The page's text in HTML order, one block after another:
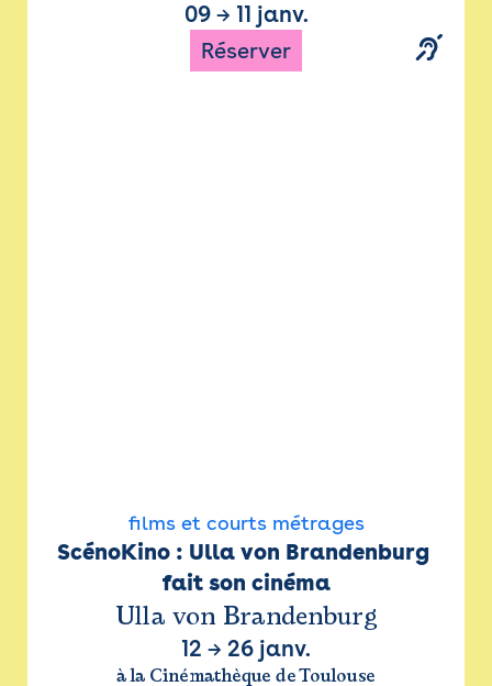
09→ 11 janv.
Réserver
films et courts métrages
ScénoKino : Ulla von Brandenburg
fait son cinéma
Ulla von Brandenburg
12 → 26 janv.
à la Cinémathèque de Toulouse